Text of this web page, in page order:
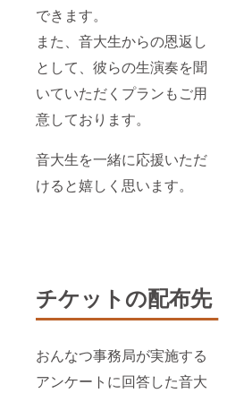
できます。
また、音大生からの恩返し
として、彼らの生演奏を聞
いていただくプランもご用
意しております。
音大生を一緒に応援いただ
けると嬉しく思います。
チケットの配布先
おんなつ事務局が実施する
アンケートに回答した音大